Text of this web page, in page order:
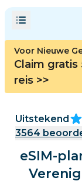
Voor Nieuwe
Claim
reis >>
Uitstekend
3564
eSIM-